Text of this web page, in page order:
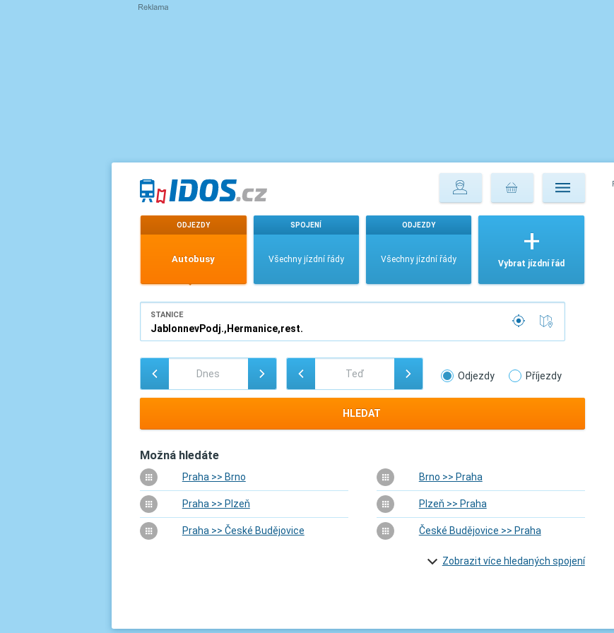
ODJEZDY
Autobusy
SPOJENÍ
Všechny jízdní řády
ODJEZDY
Všechny jízdní řády Vybrat jízdní řád
STANICE
Odjezdy Příjezdy
HLEDAT
Možná hledáte
Praha >> Brno Brno >> Praha
Praha >> Plzeň Plzeň >> Praha
Praha >> České Budějovice České Budějovice >> Praha
Zobrazit více hledaných spojení